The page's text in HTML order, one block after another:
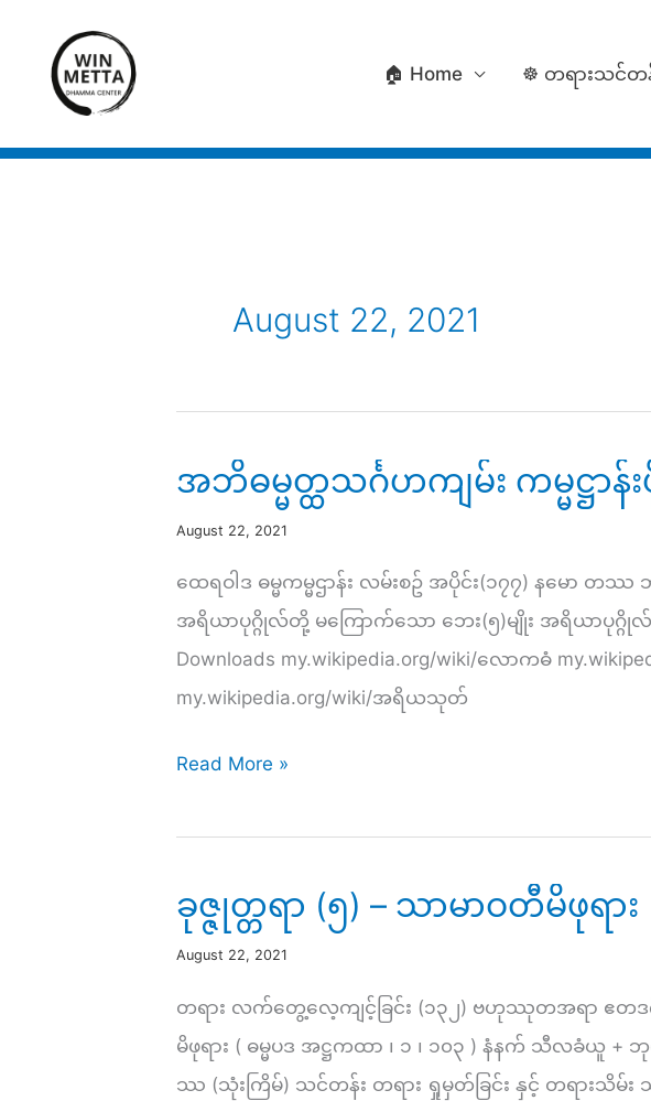
content
🏠 Home ☸️ တရားသင်တ
August 22, 2021
အဘိဓမ္မတ္ထသင်္ဂဟကျမ်း ကမ္မဋ္ဌာန်း
August 22, 2021
ထေရဝါဒ ဓမ္မကမ္မဌာန်း လမ်းစဥ် အပိုင်း(၁၇၇) နမော တ
အရိယာပုဂ္ဂိုလ်တို့ မကြောက်သော ဘေး(၅)မျိုး အရိယာပုဂ္ဂို
Downloads my.wikipedia.org/wiki/လောကဓံ
my.wikipedia.org/wiki/အရိယသုတ်
အဘိ
မ္
တ္
ထ
ကျမ်း
ကမ္မဋ္ဌာန်း
Read More »
ခုဇ္ဇုတ္တရာ (၅) – သာမာဝတီမိဖုရား
August 22, 2021
တရား လက်တွေ့လေ့ကျင့်ခြင်း (၁၃၂) ဗဟုဿုတအရာ ဧတဒဂ်ရ
မိဖုရား ( ဓမ္မပဒ အဋ္ဌကထာ ၊ ၁ ၊ ၁၀၃ ) နံနက် သီလခံယူ
ဿ (သုံးကြိမ်) သင်တန်း တရား ရှုမှတ်ခြင်း နှင့် တရားသိမ်း သ